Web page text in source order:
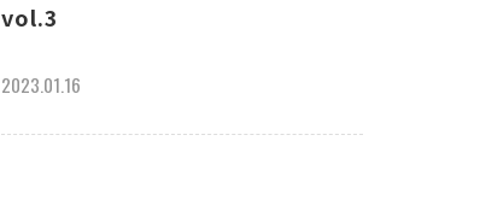
vol.3
2023.01.16